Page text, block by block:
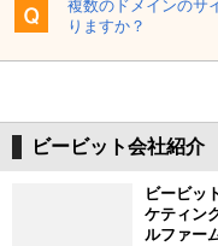
複数のドメインのサ
りますか？
ビービット会社紹介
ビービッ
ケティン
ルファー